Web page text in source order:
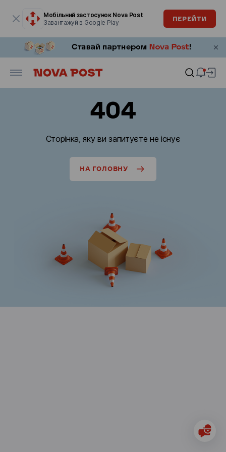
Мобільний застосунок Nova Post
Завантажуй в Google Play
ПЕРЕЙТИ
404
Сторінка, яку ви запитуєте не існує
НА ГОЛОВНУ